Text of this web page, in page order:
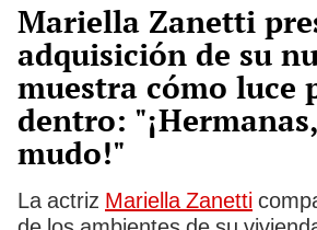
Mariella Zanetti
adquisición de su
muestra cómo luce
dentro:
mudo!"
La actriz Mariella Zanetti